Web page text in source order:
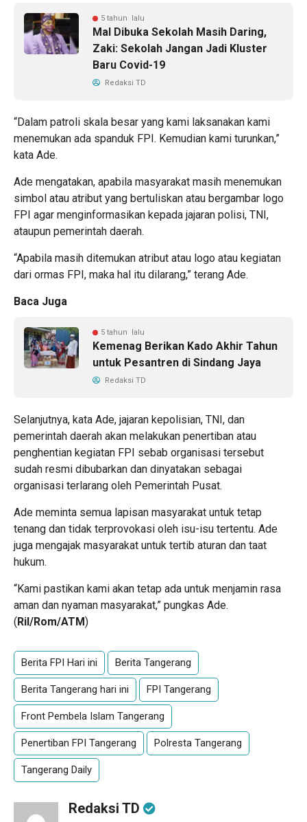
5 tahun lalu
Mal Dibuka Sekolah Masih Daring,
Zaki: Sekolah Jangan Jadi Kluster
Baru Covid-19
Redaksi TD
“Dalam patroli skala besar yang kami laksanakan kami
menemukan ada spanduk FPI. Kemudian kami turunkan,”
kata Ade.
Ade mengatakan, apabila masyarakat masih menemukan
simbol atau atribut yang bertuliskan atau bergambar logo
FPI agar menginformasikan kepada jajaran polisi, TNI,
ataupun pemerintah daerah.
“Apabila masih ditemukan atribut atau logo atau kegiatan
dari ormas FPI, maka hal itu dilarang,” terang Ade.
Baca Juga
5 tahun lalu
Kemenag Berikan Kado Akhir Tahun
untuk Pesantren di Sindang Jaya
Redaksi TD
Selanjutnya, kata Ade, jajaran kepolisian, TNI, dan
pemerintah daerah akan melakukan penertiban atau
penghentian kegiatan FPI sebab organisasi tersebut
sudah resmi dibubarkan dan dinyatakan sebagai
organisasi terlarang oleh Pemerintah Pusat.
Ade meminta semua lapisan masyarakat untuk tetap
tenang dan tidak terprovokasi oleh isu-isu tertentu. Ade
juga mengajak masyarakat untuk tertib aturan dan taat
hukum.
“Kami pastikan kami akan tetap ada untuk menjamin rasa
aman dan nyaman masyarakat,” pungkas Ade.
(Ril/Rom/ATM)
Berita FPI Hari ini Berita Tangerang
Berita Tangerang hari ini FPI Tangerang
Front Pembela Islam Tangerang
Penertiban FPI Tangerang Polresta Tangerang
Tangerang Daily
Redaksi TD